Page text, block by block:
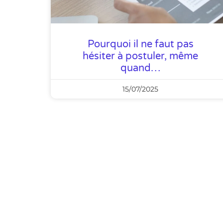
Pourquoi il ne faut pas
hésiter à postuler, même
quand…
15/07/2025